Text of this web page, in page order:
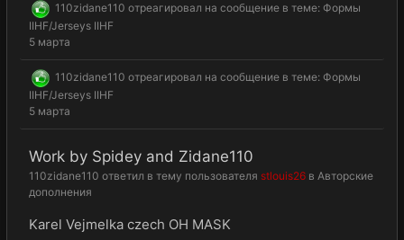
110zidane110 отреагировал на сообщение в теме: Формы
IIHF/Jerseys IIHF
5 марта
110zidane110 отреагировал на сообщение в теме: Формы
IIHF/Jerseys IIHF
5 марта
Work by Spidey and Zidane110
110zidane110 ответил в тему пользователя stlouis26 в Авторские
дополнения
Karel Vejmelka czech OH MASK